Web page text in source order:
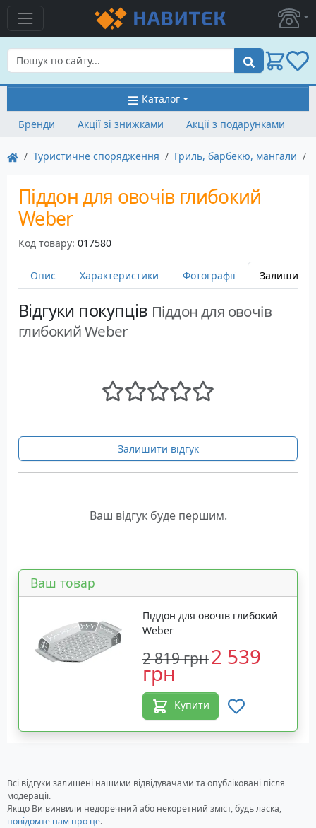
Пошук
Каталог
Бренди
Акції зі знижками Акції з подарунками
Туристичне спорядження Гриль, барбекю, мангали
Піддон для овочів глибокий
Weber
Код товару: 017580
Опис Характеристики Фотографії Залишити
Відгуки покупців Піддон для овочів
глибокий Weber
Залишити відгук
Ваш відгук буде першим.
Ваш товар
Піддон для овочів глибокий
Weber
2 819 грн2 539
грн
Купити
Всі відгуки залишені нашими відвідувачами та опубліковані після
модерації.
Якщо Ви виявили недоречний або некоретний зміст, будь ласка,
повідомте нам про це.